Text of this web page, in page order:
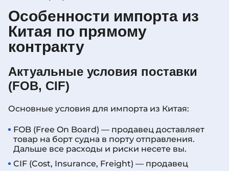
Особенности импорта из
Китая по прямому
контракту
Актуальные условия поставки
(FOB, CIF)
Основные условия для импорта из Китая:
FOB (Free On Board) — продавец доставляет
товар на борт судна в порту отправления.
Дальше все расходы и риски несете вы.
CIF (Cost, Insurance, Freight) — продавец